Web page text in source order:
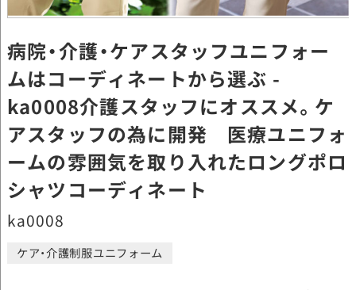
病院・介護・ケアスタッフユニフォー
ムはコーディネートから選ぶ -
ka0008介護スタッフにオススメ。ケ
アスタッフの為に開発 医療ユニフォ
ームの雰囲気を取り入れたロングポロ
シャツコーディネート
ka0008
ケア・介護制服ユニフォーム